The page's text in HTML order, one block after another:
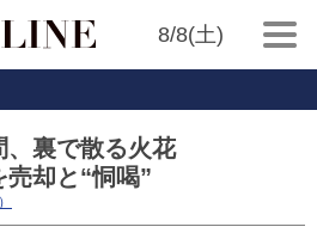
8/8(土)
、裏で散る火花
却と“恫喝”